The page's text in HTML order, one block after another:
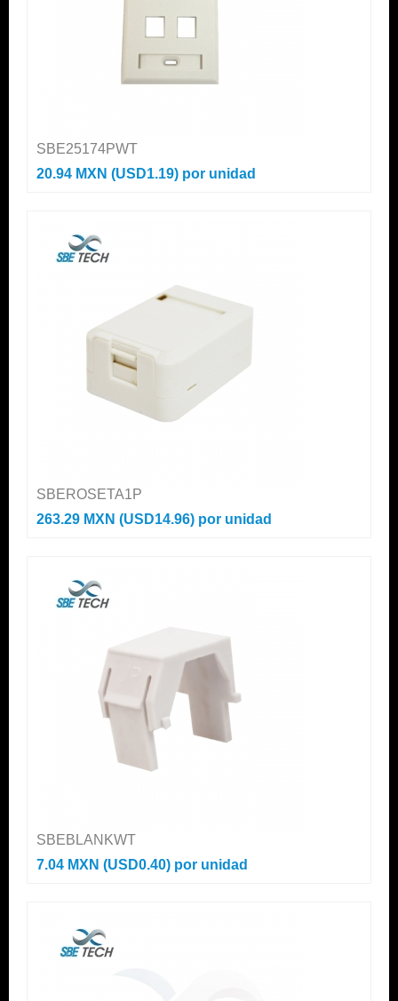
SBE25174PWT
20.94 MXN (USD1.19) por unidad
SBEROSETA1P
263.29 MXN (USD14.96) por unidad
SBEBLANKWT
7.04 MXN (USD0.40) por unidad